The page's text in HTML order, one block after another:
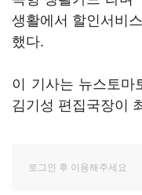
생활에서 할인서비
했다.
이 기사는 뉴스토마
김기성 편집국장이